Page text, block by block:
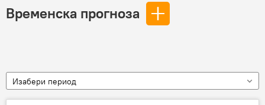
Временска прогноза
Изабери период